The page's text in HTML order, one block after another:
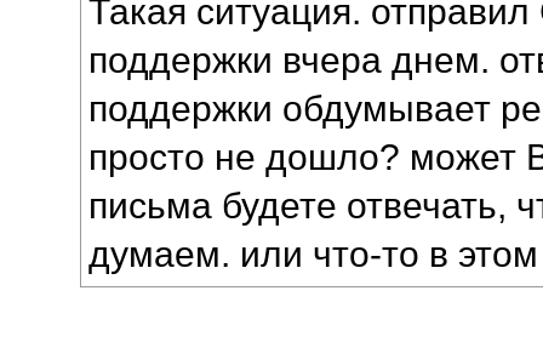
Такая ситуация.
поддержки вчера днем.
поддержки обдумывает
просто не дошло? может
письма будете отвечать,
думаем. или что-то в